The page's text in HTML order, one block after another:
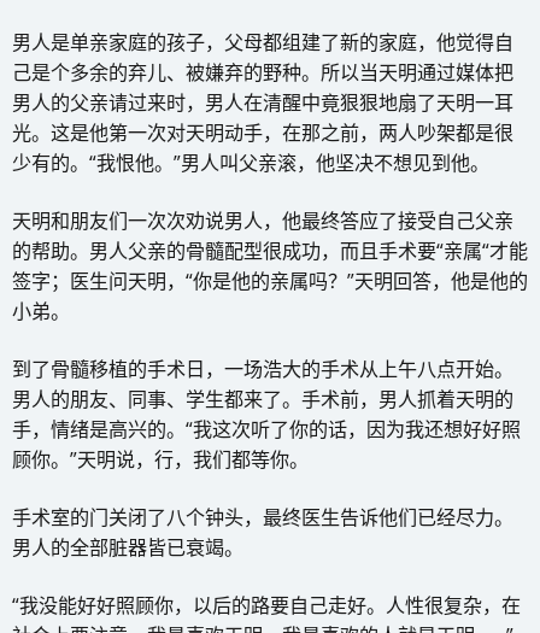
男人是单亲家庭的孩子，父母都组建了新的家庭，他觉得自
己是个多余的弃儿、被嫌弃的野种。所以当天明通过媒体把
男人的父亲请过来时，男人在清醒中竟狠狠地扇了天明一耳
光。这是他第一次对天明动手，在那之前，两人吵架都是很
少有的。“我恨他。”男人叫父亲滚，他坚决不想见到他。
天明和朋友们一次次劝说男人，他最终答应了接受自己父亲
的帮助。男人父亲的骨髓配型很成功，而且手术要“亲属“才能
签字；医生问天明，“你是他的亲属吗？”天明回答，他是他的
小弟。
到了骨髓移植的手术日，一场浩大的手术从上午八点开始。
男人的朋友、同事、学生都来了。手术前，男人抓着天明的
手，情绪是高兴的。“我这次听了你的话，因为我还想好好照
顾你。”天明说，行，我们都等你。
手术室的门关闭了八个钟头，最终医生告诉他们已经尽力。
男人的全部脏器皆已衰竭。
“我没能好好照顾你，以后的路要自己走好。人性很复杂，在